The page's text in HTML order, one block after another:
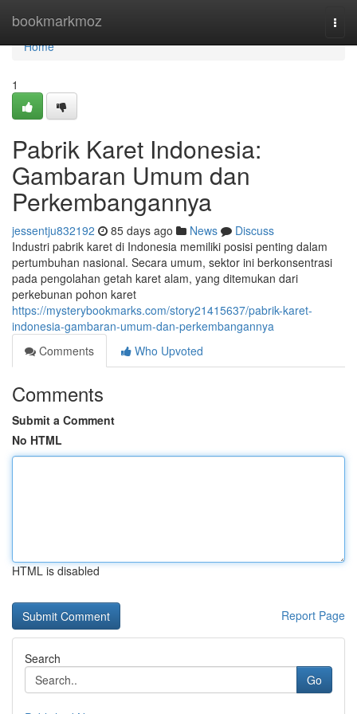
bookmarkmoz
Home
Home
1
Pabrik Karet Indonesia:
Gambaran Umum dan
Perkembangannya
jessentju832192 85 days ago News
Discuss
Industri pabrik karet di Indonesia memiliki posisi penting dalam
pertumbuhan nasional. Secara umum, sektor ini berkonsentrasi
pada pengolahan getah karet alam, yang ditemukan dari
perkebunan pohon karet
https://mysterybookmarks.com/story21415637/pabrik-karet-
indonesia-gambaran-umum-dan-perkembangannya
Comments
Who Upvoted
Comments
Submit a Comment
No HTML
HTML is disabled
Report Page
Search
Go